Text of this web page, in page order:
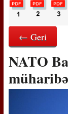
← Geri
NATO